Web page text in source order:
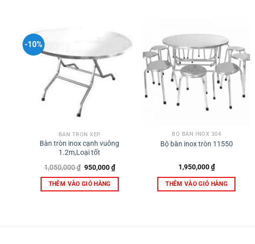
-10%
BÀN TRÒN XẾP
Bàn tròn inox cạnh vuông
1.2m,Loại tốt
1,050,000₫ Giá
là:
1,050,000 ₫.
950,000₫Giá
hiện
THÊM VÀO GIỎ HÀNG
BỘ BÀN INOX 304
Bộ bàn inox tròn 11550
1,950,000₫
THÊM VÀO GIỎ HÀNG